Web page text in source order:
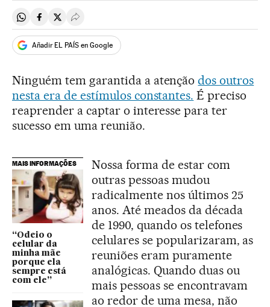
Compartir en Whatsapp
Compartir en Facebook
Compartir en Twitter
Desplegar Redes Sociales
Añadir EL PAÍS en Google
Ninguém tem garantida a atençãodos outros
nesta era de estímulos constantes. É preciso
reaprender a captar o interesse para ter
sucesso em uma reunião.
MAIS INFORMAÇÕES
“Odeio o
celular da
minha mãe
porque ela
sempre está
com ele”
Nossa forma de estar com
outras pessoas mudou
radicalmente nos últimos 25
anos. Até meados da década
de 1990, quando os telefones
celulares se popularizaram, as
reuniões eram puramente
analógicas. Quando duas ou
mais pessoas se encontravam
ao redor de uma mesa, não